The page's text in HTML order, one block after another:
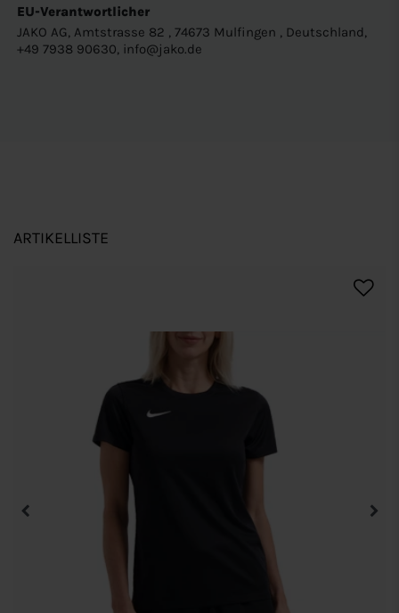
EU-Verantwortlicher
JAKO AG, Amtstrasse 82 , 74673 Mulfingen , Deutschland,
+49 7938 90630, info@jako.de
ARTIKELLISTE